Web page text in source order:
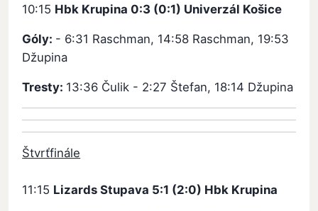
10:15 Hbk Krupina 0:3 (0:1) Univerzál Košice
Góly: - 6:31 Raschman, 14:58 Raschman, 19:53
Džupina
Tresty: 13:36 Čulik - 2:27 Štefan, 18:14 Džupina
Štvrťfinále
11:15 Lizards Stupava 5:1 (2:0) Hbk Krupina